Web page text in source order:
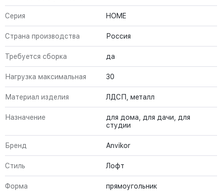
Серия HOME
Страна производства Россия
Требуется сборка да
Нагрузка максимальная 30
Материал изделия ЛДСП, металл
Назначение
для дома, для дачи, для
студии
Бренд Anvikor
Стиль Лофт
Форма прямоугольник